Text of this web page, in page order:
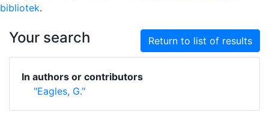
bibliotek.
Your search Return to list of results
In authors or contributors
"Eagles, G."